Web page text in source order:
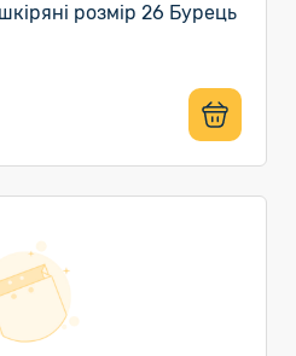
розмір 26 Бурець